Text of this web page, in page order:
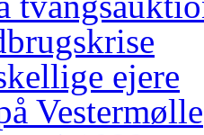
ejere
Vestermølle